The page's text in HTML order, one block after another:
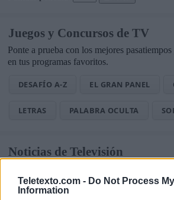
Teletexto.com - Do Not Process
Information
Juegos y Concursos de TV
Ponte a prueba con los mejores
en tus programas favoritos.
DESAFÍO A-Z EL GRAN PANEL
LETRAS PALABRA OCULTA
Noticias de Televisión
AUDIENCIAS